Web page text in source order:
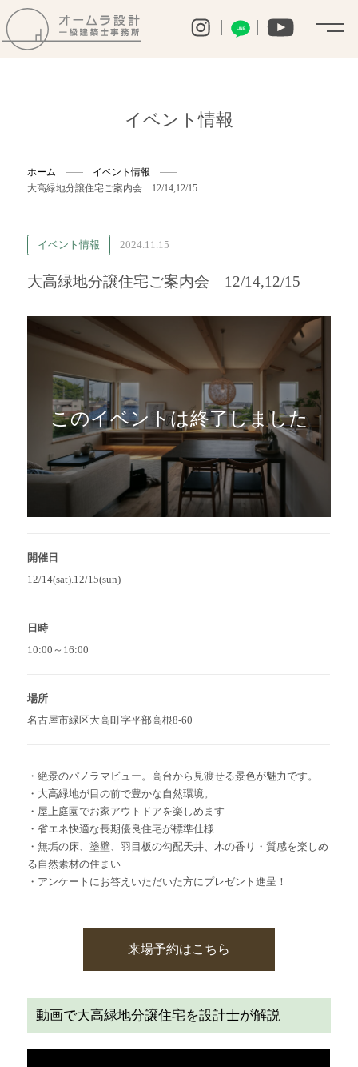
LINE
イベント情報
ホーム
イベント情報
大高緑地分譲住宅ご案内会 12/14,12/15
イベント情報 2024.11.15
大高緑地分譲住宅ご案内会 12/14,12/15
このイベントは終了しました
開催日
12/14(sat).12/15(sun)
日時
10:00～16:00
場所
名古屋市緑区大高町字平部高根8-60
・絶景のパノラマビュー。高台から見渡せる景色が魅力です。
・大高緑地が目の前で豊かな自然環境。
・屋上庭園でお家アウトドアを楽しめます
・省エネ快適な長期優良住宅が標準仕様
・無垢の床、塗壁、羽目板の勾配天井、木の香り・質感を楽しめ
る自然素材の住まい
・アンケートにお答えいただいた方にプレゼント進呈！
来場予約はこちら
動画で大高緑地分譲住宅を設計士が解説